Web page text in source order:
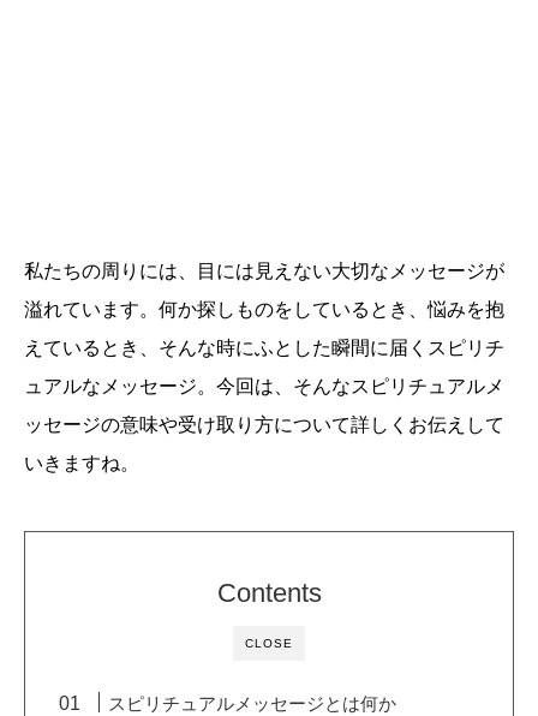
私たちの周りには、目には見えない大切なメッセージが
溢れています。何か探しものをしているとき、悩みを抱
えているとき、そんな時にふとした瞬間に届くスピリチ
ュアルなメッセージ。今回は、そんなスピリチュアルメ
ッセージの意味や受け取り方について詳しくお伝えして
いきますね。
CLOSE
Contents
スピリチュアルメッセージとは何か